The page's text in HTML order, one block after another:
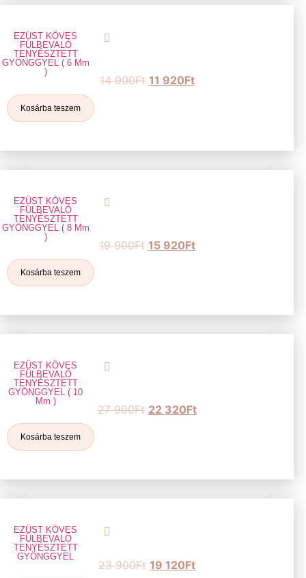
EZÜST KÖVES
FÜLBEVALÓ
TENYÉSZTETT
GYÖNGGYEL ( 6 Mm
)
14 900Ft 11 920Ft
Kosárba teszem
EZÜST KÖVES
FÜLBEVALÓ
TENYÉSZTETT
GYÖNGGYEL ( 8 Mm
)
19 900Ft 15 920Ft
Kosárba teszem
EZÜST KÖVES
FÜLBEVALÓ
TENYÉSZTETT
GYÖNGGYEL ( 10
Mm )
27 900Ft 22 320Ft
Kosárba teszem
EZÜST KÖVES
FÜLBEVALÓ
TENYÉSZTETT
GYÖNGGYEL
23 900Ft 19 120Ft